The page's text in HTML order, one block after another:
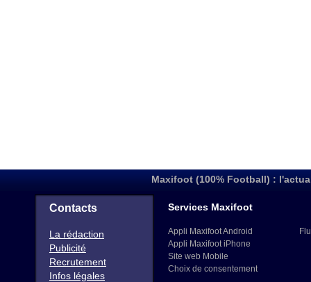
Maxifoot (100% Football) :
Contacts
La rédaction
Publicité
Recrutement
Infos légales
Services Maxifoot
Appli Maxifoot Android
Appli Maxifoot iPhone
Site web Mobile
Choix de consentement